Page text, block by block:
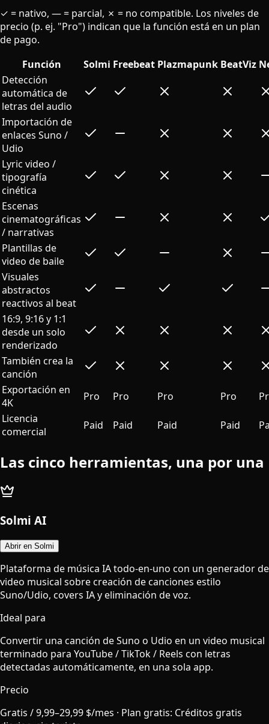
✓ = nativo, — = parcial, ✗ = no compatible. Los niveles de
precio (p. ej. "Pro") indican que la función está en un plan
de pago.
Función
Solmi Freebeat Plazmapunk BeatViz
Detección
automática de
letras del audio
Importación de
enlaces Suno /
Udio
Lyric video /
tipografía
cinética
Escenas
cinematográficas
/ narrativas
Plantillas de
video de baile
Visuales
abstractos
reactivos al beat
16:9, 9:16 y 1:1
desde un solo
renderizado
También crea la
canción
Exportación en
4K
Pro Pro Pro Pro
Licencia
comercial
Paid Paid Paid Paid
Las cinco herramientas, una por una
Solmi AI
Abrir en Solmi
Plataforma de música IA todo-en-uno con un generador de
video musical sobre creación de canciones estilo
Suno/Udio, covers IA y eliminación de voz.
Ideal para
Convertir una canción de Suno o Udio en un video musical
terminado para YouTube / TikTok / Reels con letras
detectadas automáticamente, en una sola app.
Precio
Gratis / 9,99–29,99 $/mes · Plan gratis: Créditos gratis